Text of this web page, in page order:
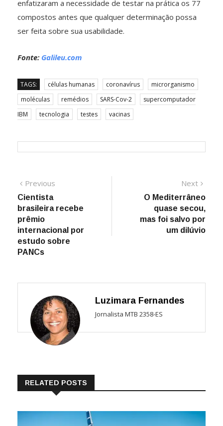
enfatizaram a necessidade de testar na prática os 77
compostos antes que qualquer determinação possa
ser feita sobre sua usabilidade.
Fonte: Galileu.com
TAGS: células humanas coronavírus
microrganismo
moléculas
remédios SARS-Cov-2
supercomputador
IBM
tecnologia testes vacinas
Navegação
de
Post
Previous
Cientista
brasileira recebe
prêmio
internacional por
estudo sobre
PANCs
Next
post:
O Mediterrâneo
quase secou,
mas foi salvo por
um dilúvio
Luzimara Fernandes
Jornalista MTB 2358-ES
RELATED POSTS